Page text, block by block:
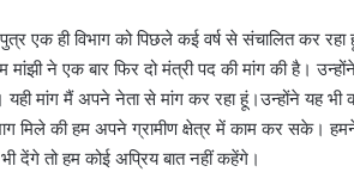
एक ही विभाग को पिछले कई वर्ष से संचालित कर
मांझी ने एक बार फिर दो मंत्री पद की मांग की है।
यही मांग मैं अपने नेता से मांग कर रहा हूं।उन्होंने यह
मिले की हम अपने ग्रामीण क्षेत्र में काम कर सके।
देंगे तो हम कोई अप्रिय बात नहीं कहेंगे।